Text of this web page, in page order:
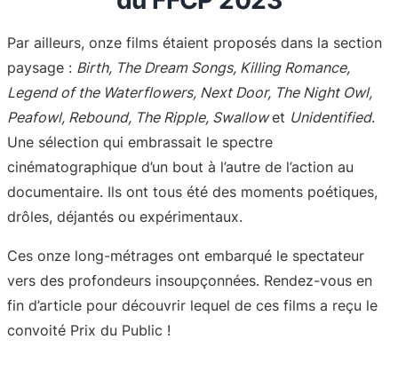
Par ailleurs, onze films étaient proposés dans la section
paysage : Birth, The Dream Songs, Killing Romance,
Legend of the Waterflowers, Next Door, The Night Owl,
Peafowl, Rebound, The Ripple, Swallowet Unidentified.
Une sélection qui embrassait le spectre
cinématographique d’un bout à l’autre de l’action au
documentaire. Ils ont tous été des moments poétiques,
drôles, déjantés ou expérimentaux.
Ces onze long-métrages ont embarqué le spectateur
vers des profondeurs insoupçonnées. Rendez-vous en
fin d’article pour découvrir lequel de ces films a reçu le
convoité Prix du Public !